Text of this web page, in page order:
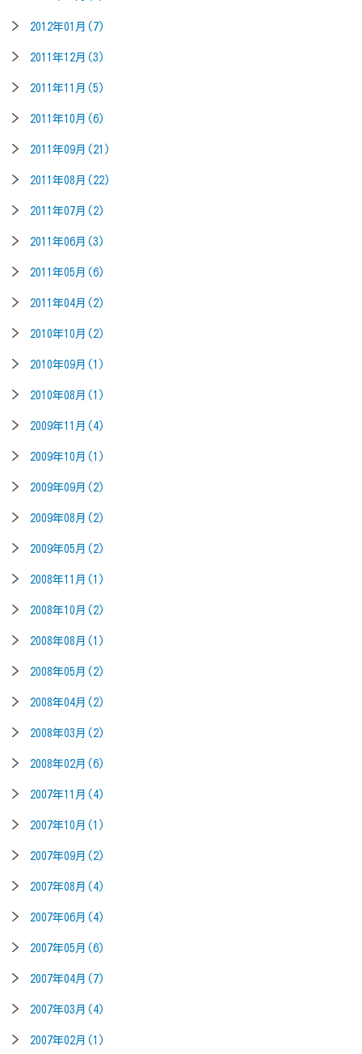
2012年01月(7)
2011年12月(3)
2011年11月(5)
2011年10月(6)
2011年09月(21)
2011年08月(22)
2011年07月(2)
2011年06月(3)
2011年05月(6)
2011年04月(2)
2010年10月(2)
2010年09月(1)
2010年08月(1)
2009年11月(4)
2009年10月(1)
2009年09月(2)
2009年08月(2)
2009年05月(2)
2008年11月(1)
2008年10月(2)
2008年08月(1)
2008年05月(2)
2008年04月(2)
2008年03月(2)
2008年02月(6)
2007年11月(4)
2007年10月(1)
2007年09月(2)
2007年08月(4)
2007年06月(4)
2007年05月(6)
2007年04月(7)
2007年03月(4)
2007年02月(1)